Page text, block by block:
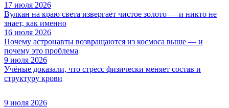
17 июля 2026
Вулкан на краю света извергает чистое золото — и никто не
знает, как именно
16 июля 2026
Почему астронавты возвращаются из космоса выше — и
почему это проблема
9 июля 2026
Учёные доказали, что стресс физически меняет состав и
структуру крови
9 июля 2026